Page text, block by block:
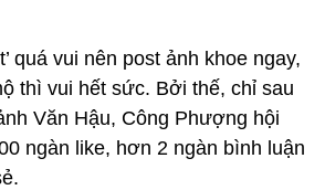
quá vui nên post ảnh khoe ngay,
thì vui hết sức. Bởi thế, chỉ sau
Văn Hậu, Công Phượng hội
ngàn like, hơn 2 ngàn bình luận